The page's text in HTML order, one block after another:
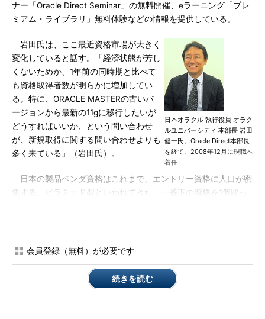
ナー「Oracle Direct Seminar」の無料開催、eラーニング「プレ
ミアム・ライブラリ」無料体験などの情報を提供している。
日本オラクル 執行役員 オラク
ルユニバーシティ 本部長 岩田
健一氏。Oracle Direct本部長
を経て、2008年12月に現職へ
着任
岩田氏は、ここ最近資格市場が大きく
変化していると話す。「経済状態が芳し
くないためか、1年前の同時期と比べて
も資格取得者数が明らかに増加してい
る。特に、ORACLE MASTERの古いバ
ージョンから最新の11gに移行したいが
どうすればいいか、という問い合わせ
が、新規取得に関する問い合わせよりも
多く来ている」（岩田氏）。
日本の製品ベンダ資格はこれまで、エントリー資格に人口が密
集する、ピラミッド型といわれてきた。一番下の資格を1個取っ
MASTER Oracle Database 11gを中心とした上位層、ORACLE
ら多様化が進んでいる」と説明する。
会員登録（無料）が必要です
続きを読む